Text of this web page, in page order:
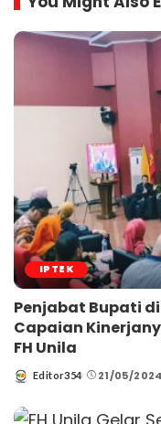
IPTEK
Penjabat Bupati
Capaian
FH Unila
Posted
Editor354 21/05/2024